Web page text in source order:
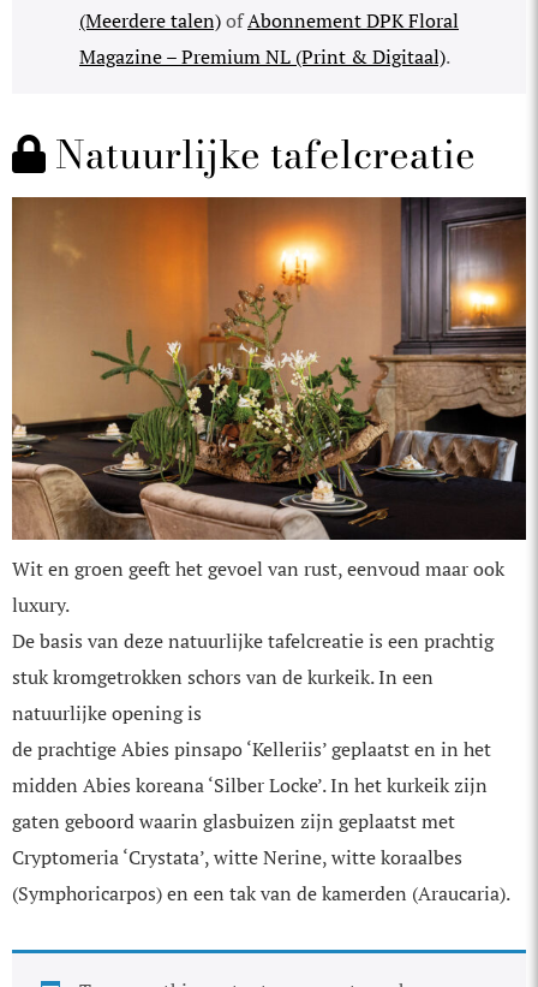
(Meerdere talen)ofAbonnement DPK Floral
Magazine – Premium NL (Print & Digitaal).
Natuurlijke tafelcreatie
Wit en groen geeft het gevoel van rust, eenvoud maar ook
luxury.
De basis van deze natuurlijke tafelcreatie is een prachtig
stuk krom­getrokken schors van de kurkeik. In een
natuurlijke opening is
de prachtige Abies pinsapo ‘Kelleriis’ geplaatst en in het
midden Abies koreana ‘Silber Locke’. In het kurkeik zijn
gaten geboord waarin glasbuizen zijn geplaatst met
Cryptomeria ‘Crystata’, witte Nerine, witte koraalbes
(Symphoricarpos) en een tak van de kamerden (Araucaria).